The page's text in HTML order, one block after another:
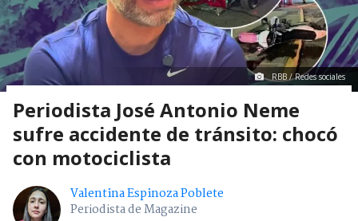
RBB / Redes sociales
Periodista José Antonio Neme
sufre accidente de tránsito: chocó
con motociclista
Valentina Espinoza Poblete
Periodista de Magazine